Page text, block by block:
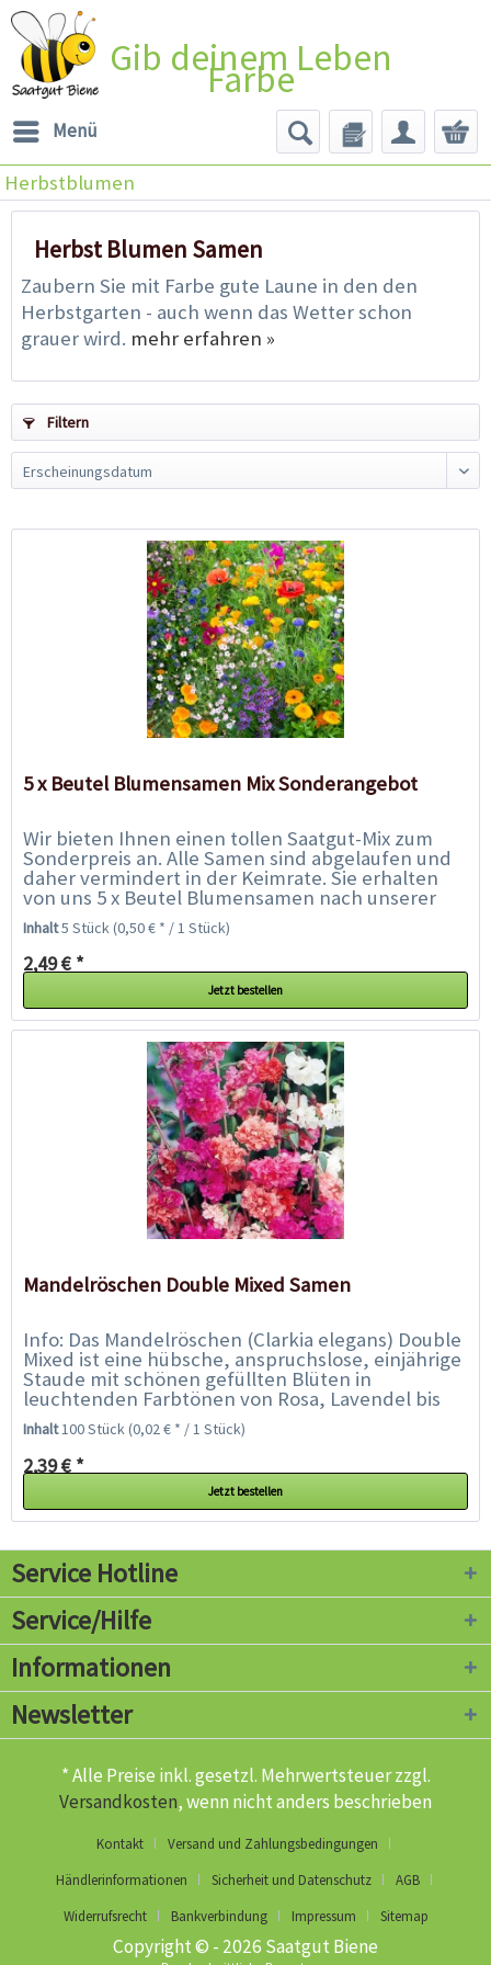
Gib deinem Leben
Farbe
Menü
Herbstblumen
Herbst Blumen Samen
Zaubern Sie mit Farbe gute Laune in den den
Herbstgarten - auch wenn das Wetter schon
grauer wird. mehr erfahren »
Filtern
5 x Beutel Blumensamen Mix Sonderangebot
Wir bieten Ihnen einen tollen Saatgut-Mix zum
Sonderpreis an. Alle Samen sind abgelaufen und
daher vermindert in der Keimrate. Sie erhalten
von uns 5 x Beutel Blumensamen nach unserer
Wahl und lernen so neue Sorten kennen....
Inhalt5 Stück(0,50 € * / 1 Stück)
2,49 € *
Jetzt bestellen
Mandelröschen Double Mixed Samen
Info: Das Mandelröschen (Clarkia elegans) Double
Mixed ist eine hübsche, anspruchslose, einjährige
Staude mit schönen gefüllten Blüten in
leuchtenden Farbtönen von Rosa, Lavendel bis
Weiß....
Inhalt100 Stück(0,02 € * / 1 Stück)
2,39 € *
Jetzt bestellen
Service Hotline
Service/Hilfe
Informationen
Newsletter
* Alle Preise inkl. gesetzl. Mehrwertsteuer zzgl.
Versandkosten, wenn nicht anders beschrieben
Kontakt
Versand und Zahlungsbedingungen
Händlerinformationen
Sicherheit und Datenschutz
AGB
Widerrufsrecht
Bankverbindung Impressum Sitemap
Copyright © - 2026 Saatgut Biene